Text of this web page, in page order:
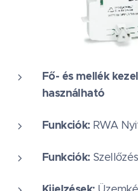
Fő- és mellék
használható
Funkciók: RWA
Funkciók: